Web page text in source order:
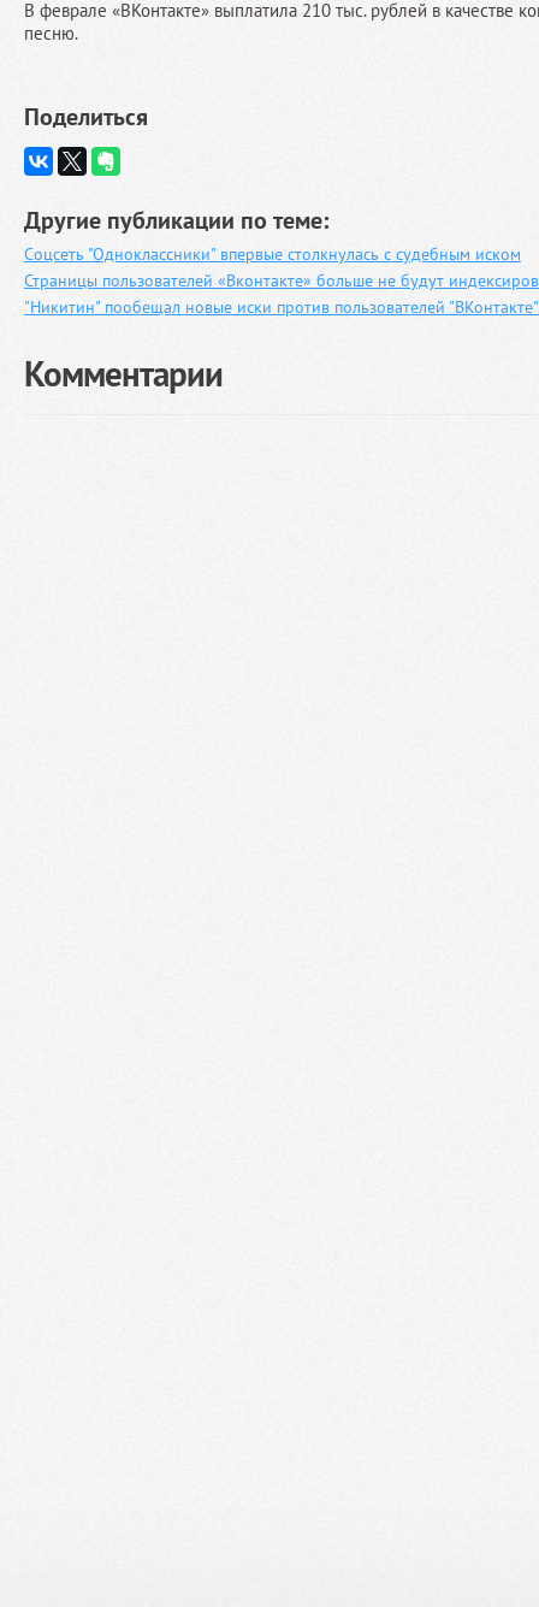
В феврале «ВКонтакте» выплатила 210 тыс. рублей в качестве
песню.
Поделиться
Другие публикации по теме:
Соцсеть "Одноклассники" впервые столкнулась с судебным иском
Страницы пользователей «Вконтакте» больше не будут
"Никитин" пообещал новые иски против пользователей "ВКонтакте"
Комментарии